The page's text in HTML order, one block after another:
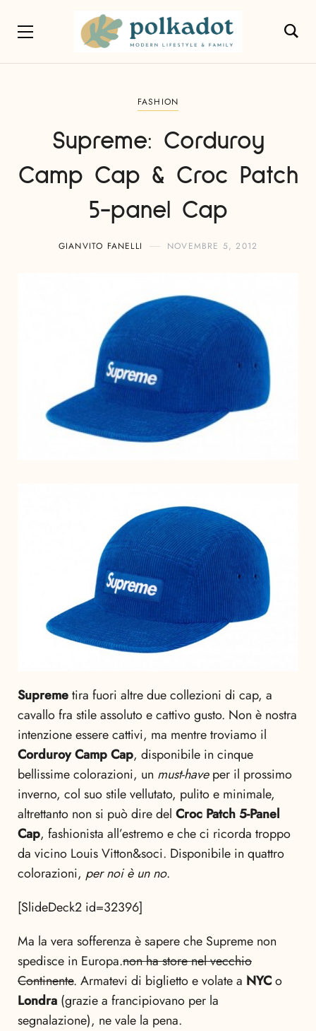
FASHION
Supreme: Corduroy
Camp Cap & Croc Patch
5-panel Cap
GIANVITO FANELLI NOVEMBRE 5, 2012
Supremetira fuori altre due collezioni di cap, a
cavallo fra stile assoluto e cattivo gusto. Non è nostra
intenzione essere cattivi, ma mentre troviamo il
Corduroy Camp Cap, disponibile in cinque
bellissime colorazioni, un must-haveper il prossimo
inverno, col suo stile vellutato, pulito e minimale,
altrettanto non si può dire del Croc Patch 5-Panel
Cap, fashionista all’estremo e che ci ricorda troppo
da vicino Louis Vitton&soci. Disponibile in quattro
colorazioni, per noi è un no.
[SlideDeck2 id=32396]
Ma la vera sofferenza è sapere che Supreme non
spedisce in Europa.non ha store nel vecchio
Continente. Armatevi di biglietto e volate a NYCo
Londra (grazie a francipiovano per la
segnalazione), ne vale la pena.